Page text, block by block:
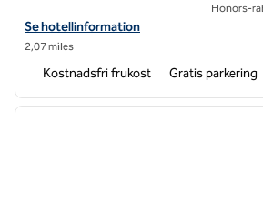
Visa hotelluppgifter för Home2 Suites by
Se hotellinformation
2,07 miles
Honors-
Kostnadsfri frukost Gratis parkering
1 av 12